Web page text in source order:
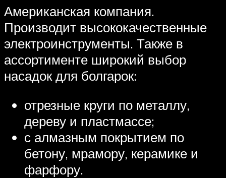
Американская компания.
Производит высококачественные
электроинструменты. Также в
ассортименте широкий выбор
насадок для болгарок:
отрезные круги по металлу,
дереву и пластмассе;
с алмазным покрытием по
бетону, мрамору, керамике и
фарфору.